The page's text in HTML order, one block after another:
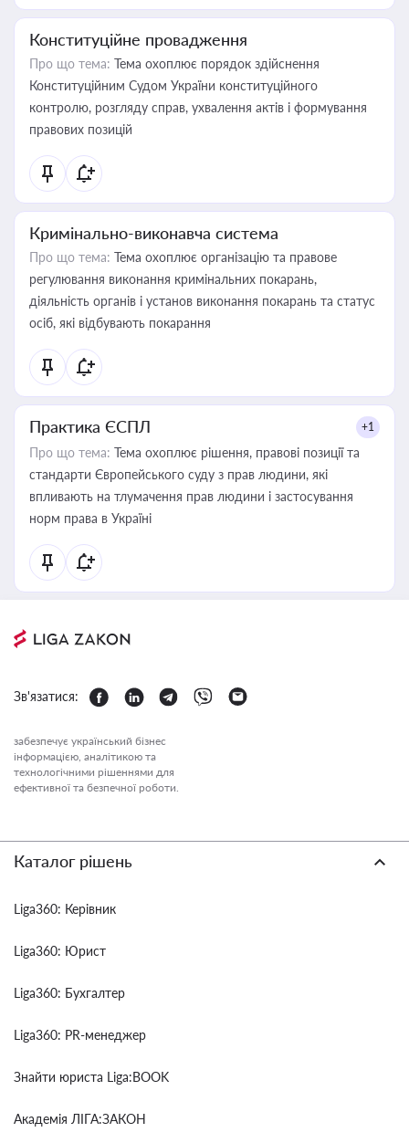
Конституційне провадження
Про що тема: Тема охоплює порядок здійснення
Конституційним Судом України конституційного
контролю, розгляду справ, ухвалення актів і формування
правових позицій
Кримінально-виконавча система
Про що тема: Тема охоплює організацію та правове
регулювання виконання кримінальних покарань,
діяльність органів і установ виконання покарань та статус
осіб, які відбувають покарання
Практика ЄСПЛ +1
Про що тема: Тема охоплює рішення, правові позиції та
стандарти Європейського суду з прав людини, які
впливають на тлумачення прав людини і застосування
норм права в Україні
Зв'язатися:
забезпечує український бізнес
інформацією, аналітикою та
технологічними рішеннями для
ефективної та безпечної роботи.
Каталог рішень
Liga360: Керівник
Liga360: Юрист
Liga360: Бухгалтер
Liga360: PR-менеджер
Знайти юриста Liga:BOOK
Академія ЛІГА:ЗАКОН